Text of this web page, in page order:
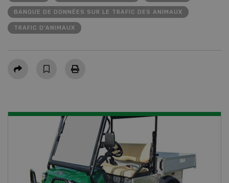
BANQUE DE DONNÉES SUR LE TRAFIC DES ANIMAUX
TRAFIC D'ANIMAUX
Partager